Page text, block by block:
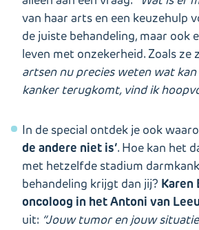
van haar arts en een keuzehulp
de juiste behandeling, maar ook
leven met onzekerheid. Zoals ze
artsen nu precies weten wat
kanker terugkomt, vind ik
In de special ontdek je ook
de andere niet is’. Hoe kan het
met hetzelfde stadium
behandeling krijgt dan jij? Karen
oncoloog in het Antoni van
uit: “Jouw tumor en jouw